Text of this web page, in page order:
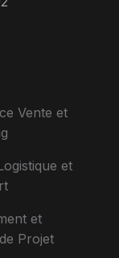
Vente et
et
et
Projet